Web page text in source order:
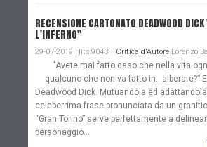
RECENSIONE CARTONATO DEADWOOD
L'INFERNO"
29-07-2019 Hits:9043 Critica d'Autore Lorenzo
"Avete mai fatto caso che nella vita
qualcuno che non va fatto in…alberare?”
Deadwood Dick. Mutuandola ed
celeberrima frase pronunciata da un
“Gran Torino” serve perfettamente a
personaggio...